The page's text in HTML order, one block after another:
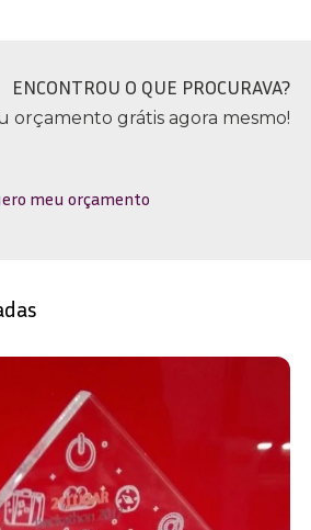
ENCONTROU O QUE PROCURAVA?
orçamento grátis agora mesmo!
meu orçamento